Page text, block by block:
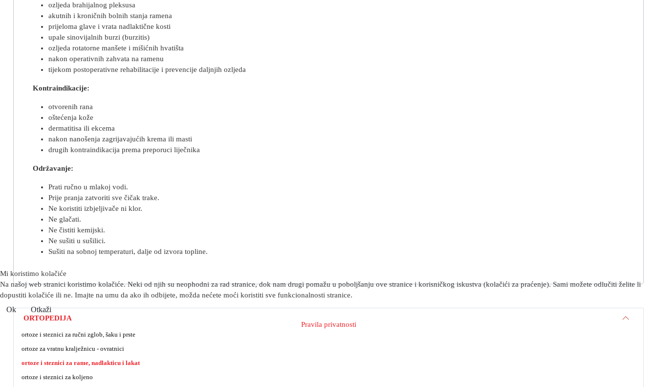
ORTOPEDIJA
ortoze i steznici za ručni zglob, šaku i prste
ortoze za vratnu kralježnicu - ovratnici
ortoze i steznici za rame, nadlakticu i lakat
ortoze i steznici za koljeno
ozljeda brahijalnog pleksusa
akutnih i kroničnih bolnih stanja ramena
prijeloma glave i vrata nadlaktične kosti
upale sinovijalnih burzi (burzitis)
ozljeda rotatorne manšete i mišićnih hvatišta
nakon operativnih zahvata na ramenu
tijekom postoperativne rehabilitacije i prevencije daljnjih ozljeda
Kontraindikacije:
otvorenih rana
oštećenja kože
dermatitisa ili ekcema
nakon nanošenja zagrijavajućih krema ili masti
drugih kontraindikacija prema preporuci liječnika
Održavanje:
Prati ručno u mlakoj vodi.
Prije pranja zatvoriti sve čičak trake.
Ne koristiti izbjeljivače ni klor.
Ne glačati.
Ne čistiti kemijski.
Ne sušiti u sušilici.
Sušiti na sobnoj temperaturi, dalje od izvora topline.
Mi koristimo kolačiće
Na našoj web stranici koristimo kolačiće. Neki od njih su neophodni za rad stranice, dok nam drugi pomažu u poboljšanju ove stranice i korisničkog iskustva (kolačići za praćenje). Sami možete odlučiti želite li
dopustiti kolačiće ili ne. Imajte na umu da ako ih odbijete, možda nećete moći koristiti sve funkcionalnosti stranice.
Ok Otkaži
Pravila privatnosti